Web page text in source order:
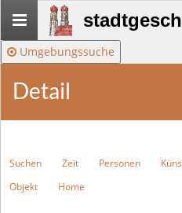
Stadtgeschichte-
München
Umgebungssuche
Detail
Suchen Zeit Personen
Objekt
Home